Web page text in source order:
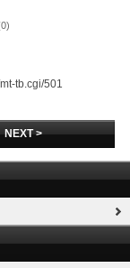
tb.cgi/501
NEXT >